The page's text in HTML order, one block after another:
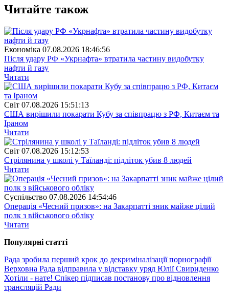
Читайте також
Економіка 07.08.2026 18:46:56
Після удару РФ «Укрнафта» втратила частину видобутку
нафти й газу
Читати
Свiт 07.08.2026 15:51:13
США вирішили покарати Кубу за співпрацю з РФ, Китаєм та
Іраном
Читати
Свiт 07.08.2026 15:12:53
Стрілянина у школі у Таїланді: підліток убив 8 людей
Читати
Суспiльство 07.08.2026 14:54:46
Операція «Чесний призов»: на Закарпатті зник майже цілий
полк з військового обліку
Читати
Популярнi статтi
Рада зробила перший крок до декриміналізації порнографії
Верховна Рада відправила у відставку уряд Юлії Свириденко
Хотіли - нате! Спікер підписав постанову про відновлення
трансляцій Ради